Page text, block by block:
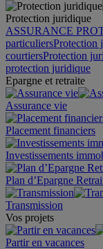
Protection juridique
ASSURANCE
particuliersProtection
courtiersProtection
protection juridique
Epargne et retraite
Assurance vie
Placement financiers
Investissements
Plan d’Epargne
Transmission
Vos projets
Partir en vacances